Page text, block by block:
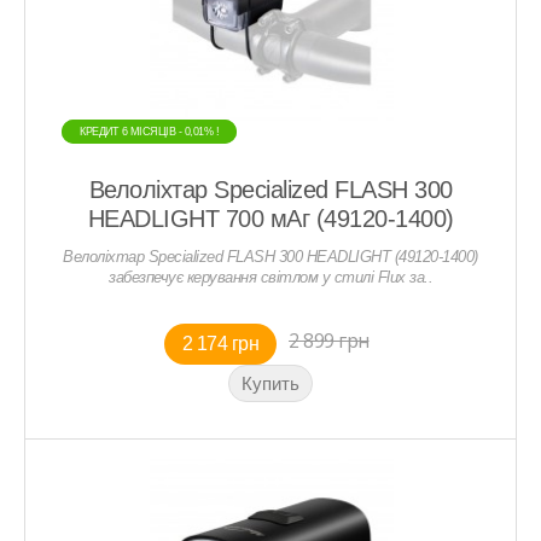
КРЕДИТ 6 МIСЯЦIВ - 0,01% !
КРЕДИТ 6 МIСЯЦIВ - 0,01% !
Велоліхтар Specialized FLASH 300
HEADLIGHT 700 мАг (49120-1400)
Велоліхтар Specialized FLASH 300 HEADLIGHT (49120-1400)
забезпечує керування світлом у стилі Flux за..
2 174 грн 2 899 грн